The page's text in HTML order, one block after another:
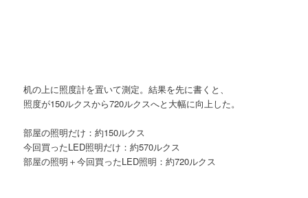
机の上に照度計を置いて測定。結果を先に書くと、
照度が150ルクスから720ルクスへと大幅に向上した。
部屋の照明だけ：約150ルクス
今回買ったLED照明だけ：約570ルクス
部屋の照明＋今回買ったLED照明：約720ルクス